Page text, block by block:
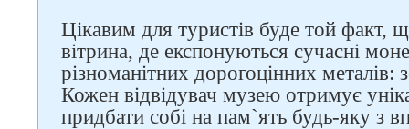
Цікавим для туристів буде той факт,
вітрина, де експонуються сучасні
різноманітних дорогоцінних металів:
Кожен відвідувач музею отримує
придбати собі на пам`ять будь-яку з